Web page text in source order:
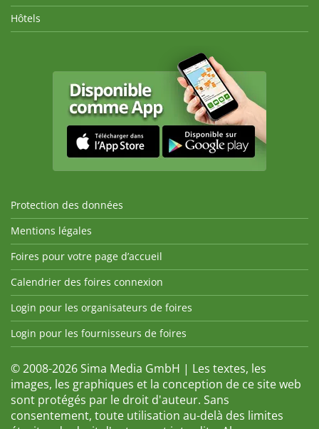
Hôtels
Protection des données
Mentions légales
Foires pour votre page d’accueil
Calendrier des foires connexion
Login pour les organisateurs de foires
Login pour les fournisseurs de foires
© 2008-2026 Sima Media GmbH | Les textes, les
images, les graphiques et la conception de ce site web
sont protégés par le droit d'auteur. Sans
consentement, toute utilisation au-delà des limites